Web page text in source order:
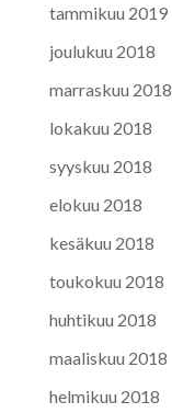
tammikuu 2019
joulukuu 2018
marraskuu 2018
lokakuu 2018
syyskuu 2018
elokuu 2018
kesäkuu 2018
toukokuu 2018
huhtikuu 2018
maaliskuu 2018
helmikuu 2018